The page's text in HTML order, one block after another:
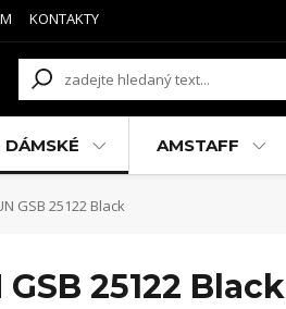
KONTAKTY
AMSTAFF
GSB 25122 Black
25122 Black